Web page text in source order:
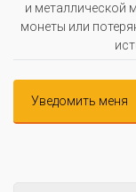
и металлической
монеты или
Уведомить меня